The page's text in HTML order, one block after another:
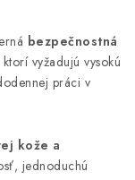
bezpečnostná
vyžadujú vysokú
práci v
kože a
jednoduchú